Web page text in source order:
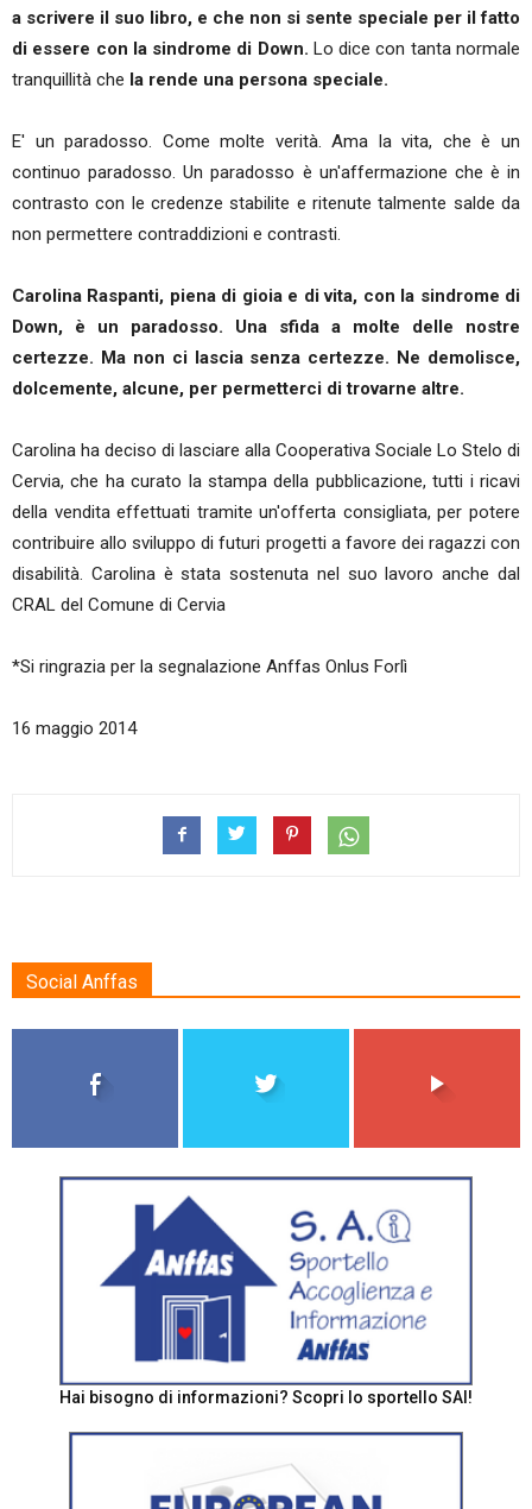
a scrivere il suo libro, e che non si sente speciale per il fatto
di essere con la sindrome di Down. Lo dice con tanta normale
tranquillità che la rende una persona speciale.
E' un paradosso. Come molte verità. Ama la vita, che è un
continuo paradosso. Un paradosso è un'affermazione che è in
contrasto con le credenze stabilite e ritenute talmente salde da
non permettere contraddizioni e contrasti.
Carolina Raspanti, piena di gioia e di vita, con la sindrome di
Down, è un paradosso. Una sfida a molte delle nostre
certezze. Ma non ci lascia senza certezze. Ne demolisce,
dolcemente, alcune, per permetterci di trovarne altre.
Carolina ha deciso di lasciare alla Cooperativa Sociale Lo Stelo di
Cervia, che ha curato la stampa della pubblicazione, tutti i ricavi
della vendita effettuati tramite un'offerta consigliata, per potere
contribuire allo sviluppo di futuri progetti a favore dei ragazzi con
disabilità. Carolina è stata sostenuta nel suo lavoro anche dal
CRAL del Comune di Cervia
*Si ringrazia per la segnalazione Anffas Onlus Forlì
16 maggio 2014
Social Anffas
Hai bisogno di informazioni? Scopri lo sportello SAI!